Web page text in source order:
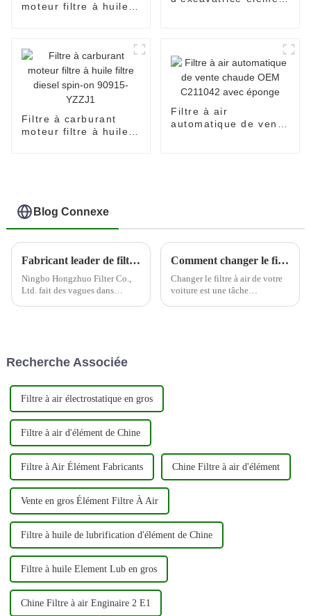
moteur filtre à huile
Filtre à carburant
moteur filtre à huile
Filtre à air
automatique de vente
Blog Connexe
Fabricant leader de filtres automobiles--Ningbo Hongzhuo
Ningbo Hongzhuo Filter Co.,
Ltd. fait des vagues dans
sur l'innovation et la qualité,...
Comment changer le filtre à air de votre voiture
Changer le filtre à air de votre
voiture est une tâche
Recherche Associée
Filtre à air électrostatique en gros
Filtre à air d'élément de Chine
Filtre à Air Élément Fabricants Chine Filtre à air d'élément
Vente en gros Élément Filtre À Air
Filtre à huile de lubrification d'élément de Chine
Filtre à huile Element Lub en gros
Chine Filtre à air Enginaire 2 E1